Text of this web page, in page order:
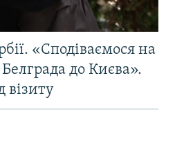
«Сподіваємося на
до Києва».
візиту